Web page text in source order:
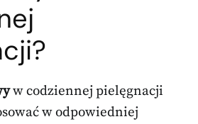
w codziennej pielęgnacji
w odpowiedniej